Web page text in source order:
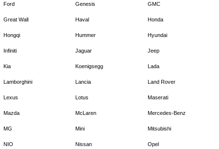
Ford Genesis GMC
Great Wall Haval Honda
Hongqi Hummer Hyundai
Infiniti Jaguar Jeep
Kia Koenigsegg Lada
Lamborghini Lancia Land Rover
Lexus Lotus Maserati
Mazda McLaren Mercedes-Benz
MG Mini Mitsubishi
NIO Nissan Opel